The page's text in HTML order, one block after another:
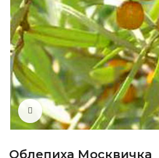
Нажмите, чтобы увеличить
Облепиха Москвичка